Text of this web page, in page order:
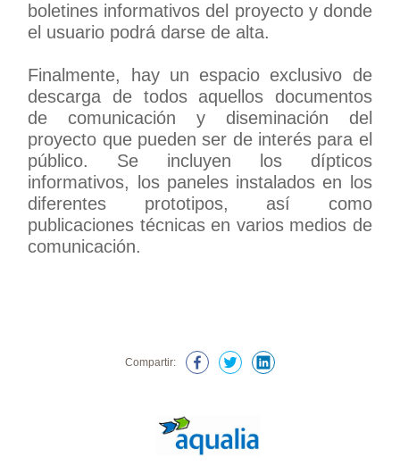
boletines informativos del proyecto y donde
el usuario podrá darse de alta.
Finalmente, hay un espacio exclusivo de
descarga de todos aquellos documentos
de comunicación y diseminación del
proyecto que pueden ser de interés para el
público. Se incluyen los dípticos
informativos, los paneles instalados en los
diferentes prototipos, así como
publicaciones técnicas en varios medios de
comunicación.
Compartir: